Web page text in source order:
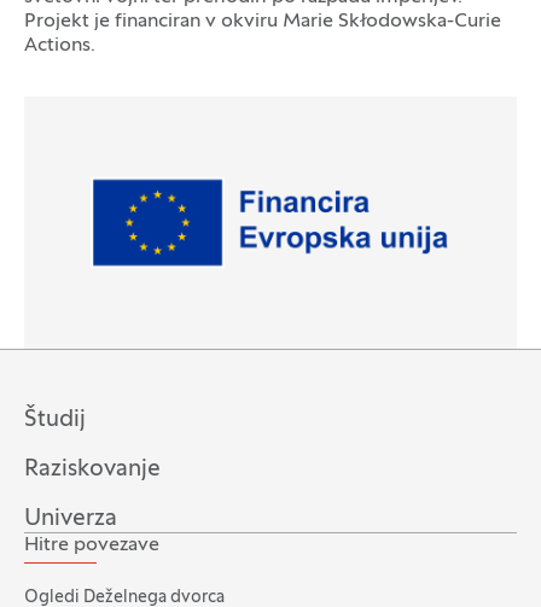
Logotipi
Projekt je financiran v okviru Marie Skłodowska-Curie
Actions.
Študij
Raziskovanje
Univerza
Hitre povezave
Ogledi Deželnega dvorca